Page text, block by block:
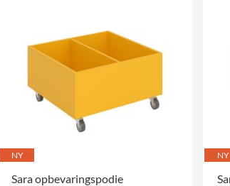
NY
Sara opbevaringspodie
NY